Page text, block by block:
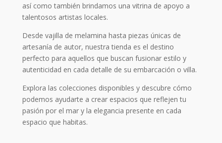
así como también brindamos una vitrina de apoyo a
talentosos artistas locales.
Desde vajilla de melamina hasta piezas únicas de
artesanía de autor, nuestra tienda es el destino
perfecto para aquellos que buscan fusionar estilo y
autenticidad en cada detalle de su embarcación o villa.
Explora las colecciones disponibles y descubre cómo
podemos ayudarte a crear espacios que reflejen tu
pasión por el mar y la elegancia presente en cada
espacio que habitas.